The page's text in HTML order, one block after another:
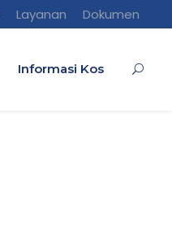
Layanan Dokumen
Informasi Kos